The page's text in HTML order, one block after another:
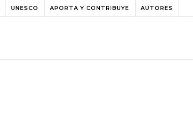
UNESCO APORTA Y CONTRIBUYE AUTORES